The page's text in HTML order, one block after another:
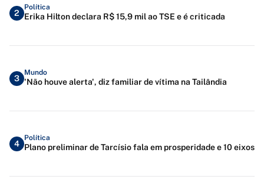
2
Política
Erika Hilton declara R$ 15,9 mil ao TSE e é criticada
3
Mundo
'Não houve alerta', diz familiar de vítima na Tailândia
4
Política
Plano preliminar de Tarcísio fala em prosperidade e 10 eixos